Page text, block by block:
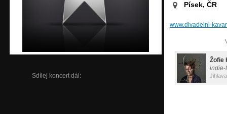
Sdílej koncert dál:
Písek, ČR
www.divadelni-
Žofie
indie-
Jihlava